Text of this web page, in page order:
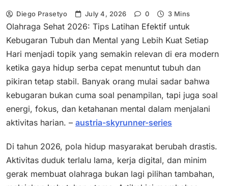
Diego Prasetyo July 4, 2026 0 3 Mins
Olahraga Sehat 2026: Tips Latihan Efektif untuk
Kebugaran Tubuh dan Mental yang Lebih Kuat Setiap
Hari menjadi topik yang semakin relevan di era modern
ketika gaya hidup serba cepat menuntut tubuh dan
pikiran tetap stabil. Banyak orang mulai sadar bahwa
kebugaran bukan cuma soal penampilan, tapi juga soal
energi, fokus, dan ketahanan mental dalam menjalani
aktivitas harian. – austria-skyrunner-series
Di tahun 2026, pola hidup masyarakat berubah drastis.
Aktivitas duduk terlalu lama, kerja digital, dan minim
gerak membuat olahraga bukan lagi pilihan tambahan,